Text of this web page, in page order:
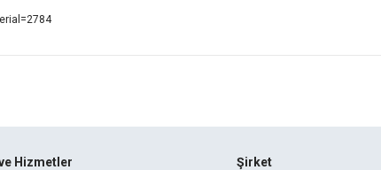
Hizmetler
Şirket